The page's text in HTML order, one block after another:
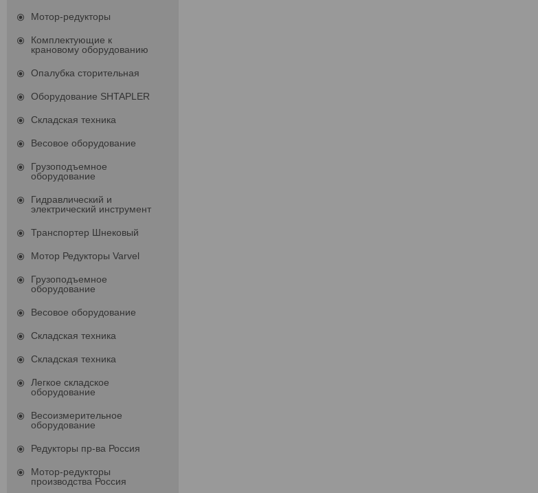
Мотор-редукторы
Комплектующие к
крановому оборудованию
Опалубка сторительная
Оборудование SHTAPLER
Складская техника
Весовое оборудование
Грузоподъемное
оборудование
Гидравлический и
электрический инструмент
Транспортер Шнековый
Мотор Редукторы Varvel
Грузоподъемное
оборудование
Весовое оборудование
Складская техника
Складская техника
Легкое складское
оборудование
Весоизмерительное
оборудование
Редукторы пр-ва Россия
Мотор-редукторы
производства Россия